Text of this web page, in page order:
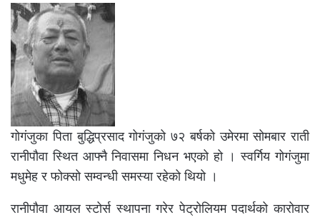
गोगंजुका पिता बुद्धिप्रसाद गोगंजुको ७२ बर्षको उमेरमा सोमबार राती
रानीपौवा स्थित आफ्नै निवासमा निधन भएको हो । स्वर्गिय गोगंजुमा
मधुमेह र फोक्सो सम्वन्धी समस्या रहेको थियो ।
रानीपौवा आयल स्टोर्स स्थापना गरेर पेट्रोलियम पदार्थको कारोवार